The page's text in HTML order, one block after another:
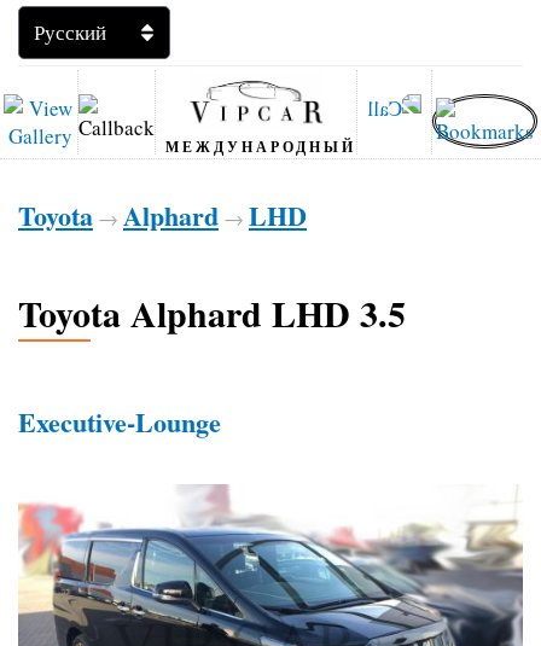
МЕЖДУНАРОДНЫЙ
Toyota → Alphard → LHD
Toyota Alphard LHD 3.5
Executive-Lounge